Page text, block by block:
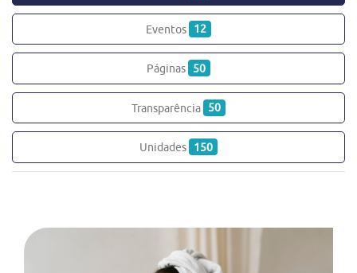
Eventos 12
Páginas 50
Transparência 50
Unidades 150